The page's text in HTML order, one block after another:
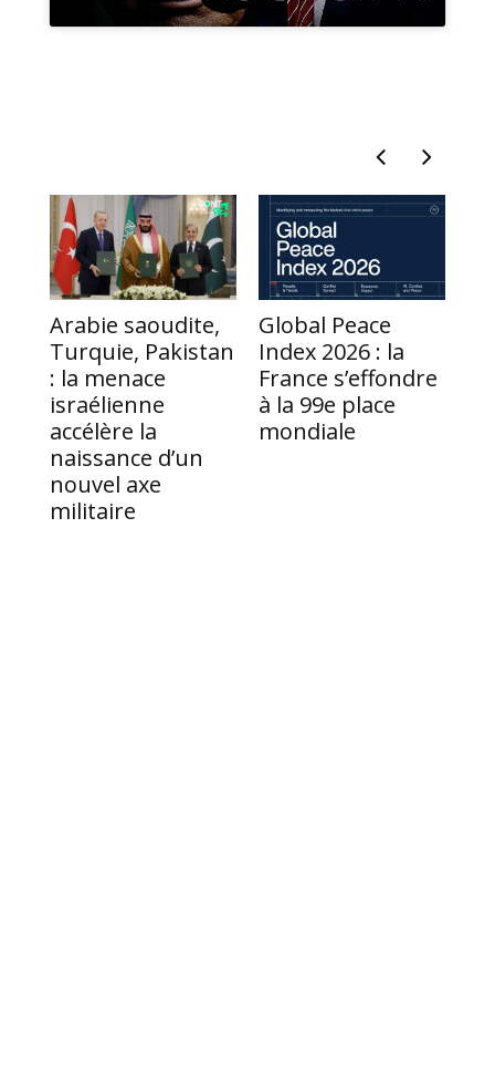
Arabie saoudite,
Turquie, Pakistan
: la menace
israélienne
accélère la
naissance d’un
nouvel axe
militaire
Global Peace
Index 2026 : la
France s’effondre
à la 99e place
mondiale